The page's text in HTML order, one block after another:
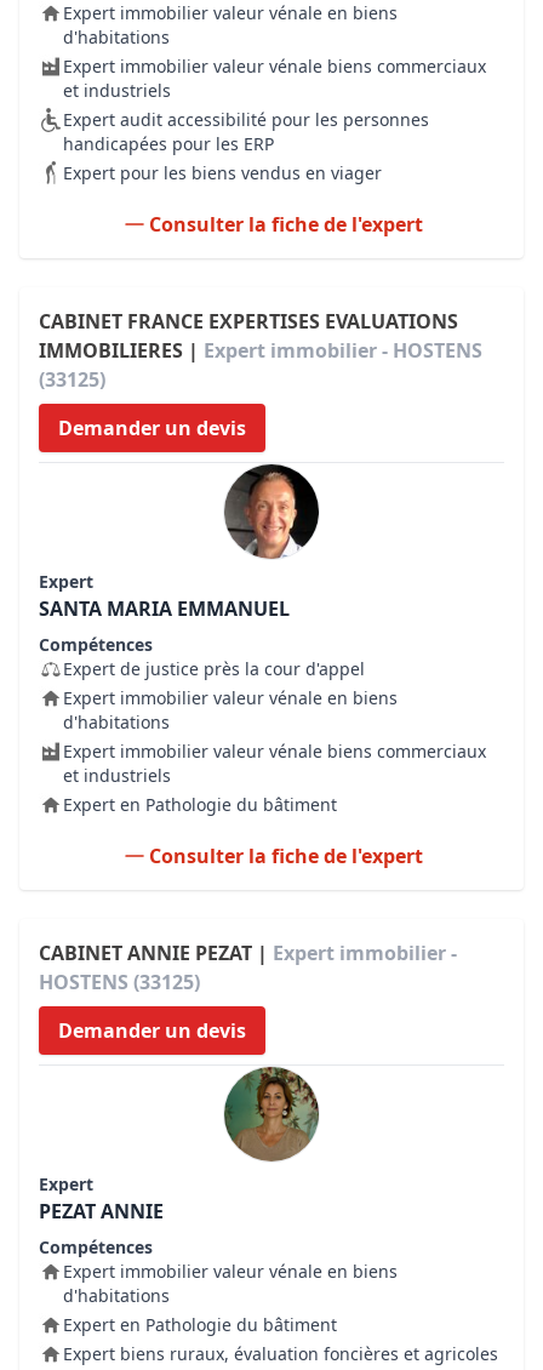
Expert immobilier valeur vénale en biens
d'habitations
Expert immobilier valeur vénale biens commerciaux
et industriels
Expert audit accessibilité pour les personnes
handicapées pour les ERP
Expert pour les biens vendus en viager
Consulter la fiche de l'expert
CABINET FRANCE EXPERTISES EVALUATIONS
IMMOBILIERES | Expert immobilier - HOSTENS
(33125)
Demander un devis
Expert
SANTA MARIA EMMANUEL
Compétences
Expert de justice près la cour d'appel
Expert immobilier valeur vénale en biens
d'habitations
Expert immobilier valeur vénale biens commerciaux
et industriels
Expert en Pathologie du bâtiment
Consulter la fiche de l'expert
CABINET ANNIE PEZAT | Expert immobilier -
HOSTENS (33125)
Demander un devis
Expert
PEZAT ANNIE
Compétences
Expert immobilier valeur vénale en biens
d'habitations
Expert en Pathologie du bâtiment
Expert biens ruraux, évaluation foncières et agricoles